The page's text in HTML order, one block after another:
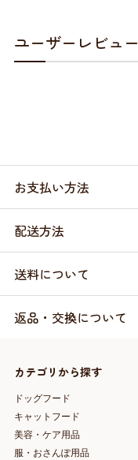
ユーザーレビュー
お支払い方法
配送方法
送料について
返品・交換について
カテゴリから探す
ドッグフード
キャットフード
美容・ケア用品
服・おさんぽ用品